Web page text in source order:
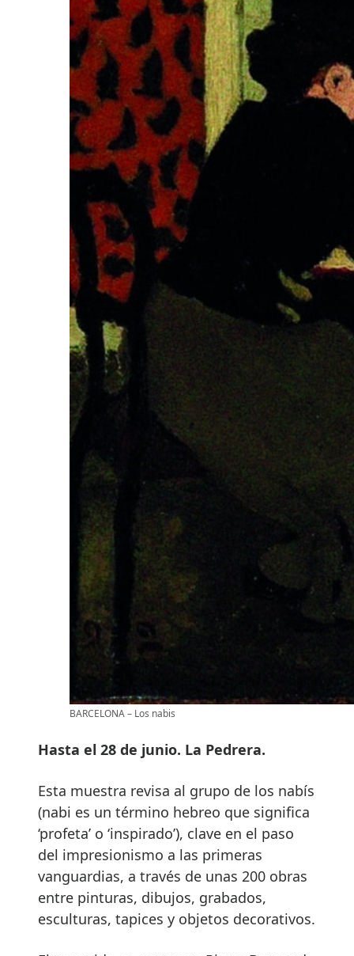
BARCELONA – Los nabis
Hasta el 28 de junio. La Pedrera.
Esta muestra revisa al grupo de los nabís
(nabi es un término hebreo que significa
‘profeta’ o ‘inspirado’), clave en el paso
del impresionismo a las primeras
vanguardias, a través de unas 200 obras
entre pinturas, dibujos, grabados,
esculturas, tapices y objetos decorativos.